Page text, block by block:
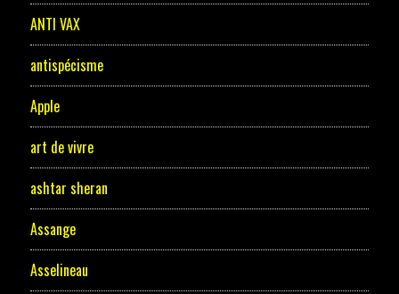
ANTI VAX
antispécisme
Apple
art de vivre
ashtar sheran
Assange
Asselineau